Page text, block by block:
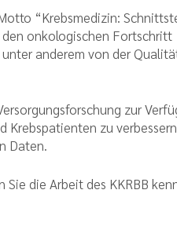
“Krebsmedizin:
onkologischen Fortschritt
anderem von der
zur
Krebspatienten zu
Daten.
die Arbeit des KKRBB